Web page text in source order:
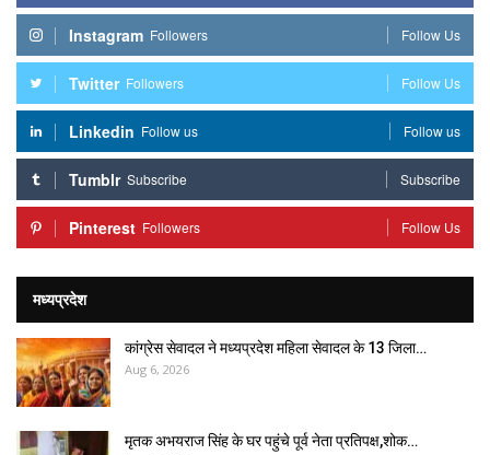
Instagram Followers Follow Us
Twitter Followers Follow Us
Linkedin Follow us Follow us
Tumblr Subscribe Subscribe
Pinterest Followers Follow Us
मध्यप्रदेश
कांग्रेस सेवादल ने मध्यप्रदेश महिला सेवादल के 13 जिला…
Aug 6, 2026
मृतक अभयराज सिंह के घर पहुंचे पूर्व नेता प्रतिपक्ष,शोक…